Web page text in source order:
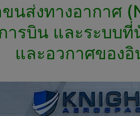
นส่งทางอากาศ
ารบิน และระบบ
และอวกาศของอิ